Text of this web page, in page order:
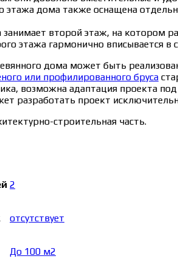
этажа дома также оснащена
второй этаж, на котором
этажа гармонично вписывается в
дома может быть
или профилированного бруса
возможна адаптация проекта
разработать проект
строительная часть.
2
отсутствует
До 100 м2